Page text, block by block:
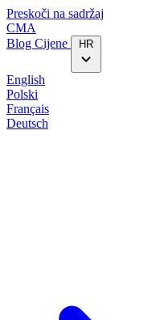
Preskoči na sadržaj
CMA
Blog‎ Cijene HR
English
Polski
Français
Deutsch